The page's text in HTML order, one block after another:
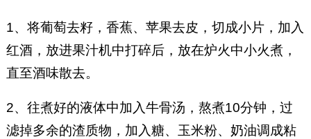
1、将葡萄去籽，香蕉、苹果去皮，切成小片，加入
红酒，放进果汁机中打碎后，放在炉火中小火煮，
直至酒味散去。
2、往煮好的液体中加入牛骨汤，熬煮10分钟，过
滤掉多余的渣质物，加入糖、玉米粉、奶油调成粘